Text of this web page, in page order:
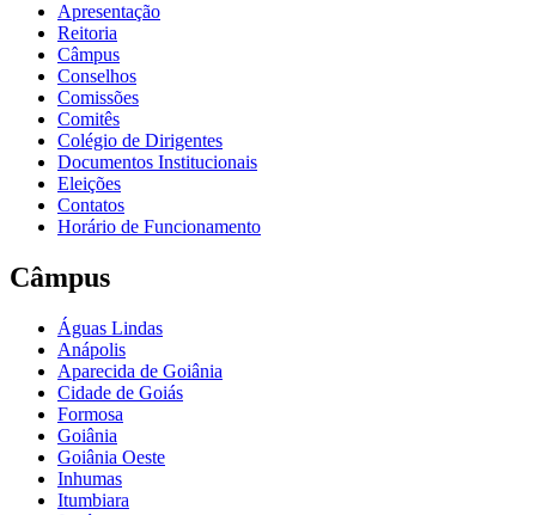
Apresentação
Reitoria
Câmpus
Conselhos
Comissões
Comitês
Colégio de Dirigentes
Documentos Institucionais
Eleições
Contatos
Horário de Funcionamento
Câmpus
Águas Lindas
Anápolis
Aparecida de Goiânia
Cidade de Goiás
Formosa
Goiânia
Goiânia Oeste
Inhumas
Itumbiara